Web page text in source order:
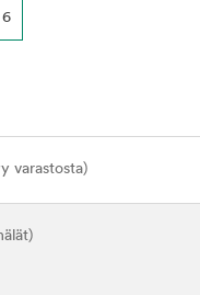
6
varastosta)